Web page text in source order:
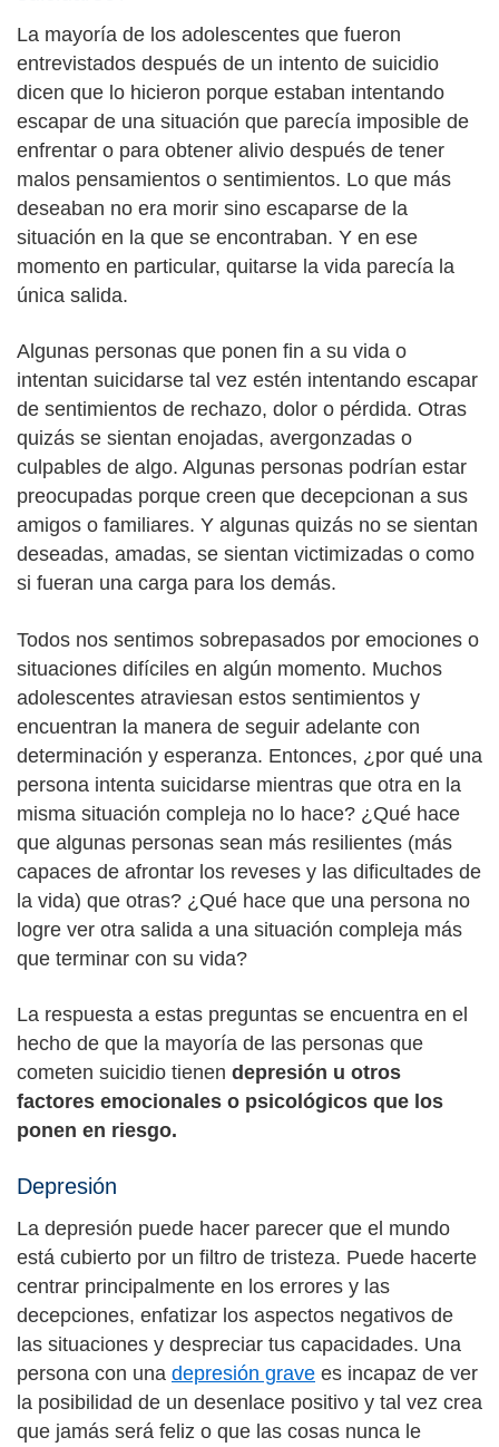
La mayoría de los adolescentes que fueron
entrevistados después de un intento de suicidio
dicen que lo hicieron porque estaban intentando
escapar de una situación que parecía imposible de
enfrentar o para obtener alivio después de tener
malos pensamientos o sentimientos. Lo que más
deseaban no era morir sino escaparse de la
situación en la que se encontraban. Y en ese
momento en particular, quitarse la vida parecía la
única salida.
Algunas personas que ponen fin a su vida o
intentan suicidarse tal vez estén intentando escapar
de sentimientos de rechazo, dolor o pérdida. Otras
quizás se sientan enojadas, avergonzadas o
culpables de algo. Algunas personas podrían estar
preocupadas porque creen que decepcionan a sus
amigos o familiares. Y algunas quizás no se sientan
deseadas, amadas, se sientan victimizadas o como
si fueran una carga para los demás.
Todos nos sentimos sobrepasados por emociones o
situaciones difíciles en algún momento. Muchos
adolescentes atraviesan estos sentimientos y
encuentran la manera de seguir adelante con
determinación y esperanza. Entonces, ¿por qué una
persona intenta suicidarse mientras que otra en la
misma situación compleja no lo hace? ¿Qué hace
que algunas personas sean más resilientes (más
capaces de afrontar los reveses y las dificultades de
la vida) que otras? ¿Qué hace que una persona no
logre ver otra salida a una situación compleja más
que terminar con su vida?
La respuesta a estas preguntas se encuentra en el
hecho de que la mayoría de las personas que
cometen suicidio tienen depresión u otros
factores emocionales o psicológicos que los
ponen en riesgo.
Depresión
La depresión puede hacer parecer que el mundo
está cubierto por un filtro de tristeza. Puede hacerte
centrar principalmente en los errores y las
decepciones, enfatizar los aspectos negativos de
las situaciones y despreciar tus capacidades. Una
persona con una depresión grave es incapaz de ver
la posibilidad de un desenlace positivo y tal vez crea
que jamás será feliz o que las cosas nunca le